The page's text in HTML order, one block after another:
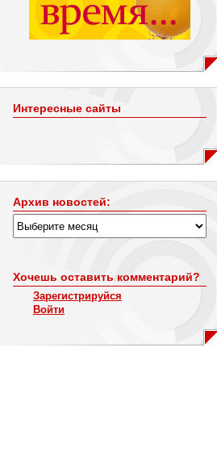
Интересные сайты
Архив новостей:
Хочешь оставить комментарий?
Зарегистрируйся
Войти